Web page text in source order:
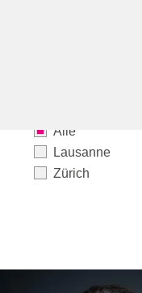
Alle
Lausanne
Zürich